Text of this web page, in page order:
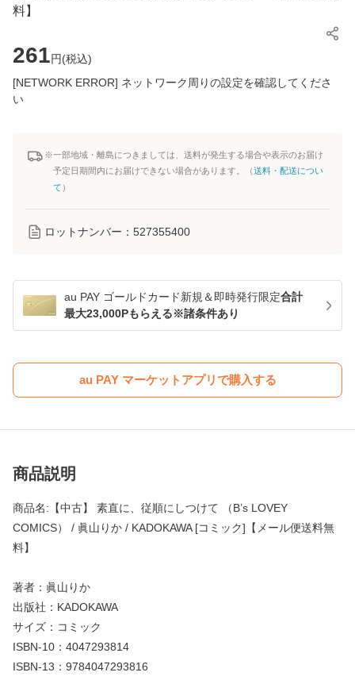
料】
261円(税込)
[NETWORK ERROR] ネットワーク周りの設定を確認してくださ
い
※一部地域・離島につきましては、送料が発生する場合や表示のお届け
予定日期間内にお届けできない場合があります。（送料・配送につい
て ）
ロットナンバー： 527355400
au PAY ゴールドカード新規＆即時発行限定合計
最大23,000Pもらえる※諸条件あり
au PAY マーケットアプリで購入する
商品説明
商品名:【中古】 素直に、従順にしつけて （B’s LOVEY
COMICS） / 眞山りか / KADOKAWA [コミック]【メール便送料無
料】
著者：眞山りか
出版社：KADOKAWA
サイズ：コミック
ISBN-10：4047293814
ISBN-13：9784047293816